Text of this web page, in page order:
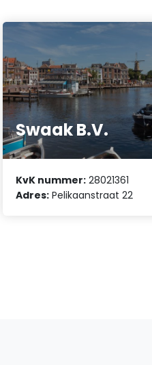
Swaak B.V.
KvK nummer: 28021361
Adres: Pelikaanstraat 22